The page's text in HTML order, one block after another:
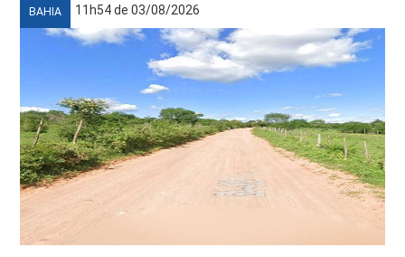
BAHIA 11h54 de 03/08/2026